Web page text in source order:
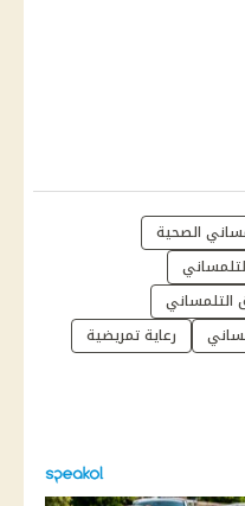
الصحية
التلمساني
رعاية تمريضية